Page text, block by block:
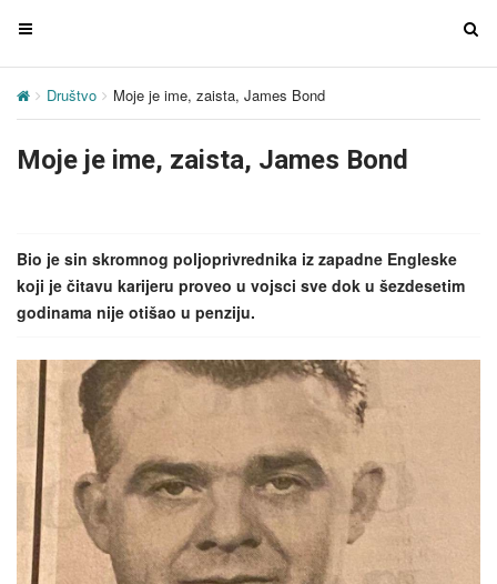
T
g
e
i
g
a
T
g
Društvo Moje je ime, zaista, James Bond
Moje je ime, zaista, James Bond
Bio je sin skromnog poljoprivrednika iz zapadne Engleske
koji je čitavu karijeru proveo u vojsci sve dok u šezdesetim
godinama nije otišao u penziju.